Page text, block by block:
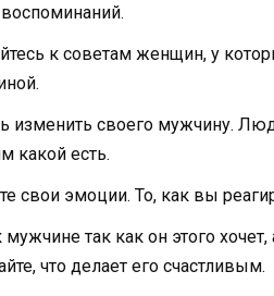
воспоминаний.
к советам женщин, у
изменить своего мужчину.
какой есть.
свои эмоции. То, как вы
мужчине так как он этого
что делает его счастливым.